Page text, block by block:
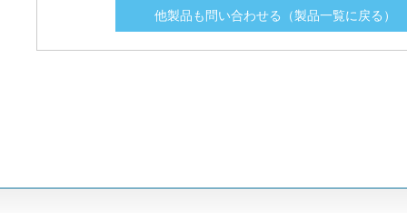
L70QS350 350
L70QS400 400
L70QS350 350
L70QS400 400
他製品も問い合わせる（製品一覧に戻る）